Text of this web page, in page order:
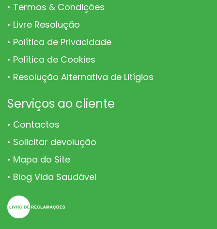
Termos & Condições
Livre Resolução
Política de Privacidade
Política de Cookies
Resolução Alternativa de Litígios
Serviços ao cliente
Contactos
Solicitar devolução
Mapa do Site
Blog Vida Saudável